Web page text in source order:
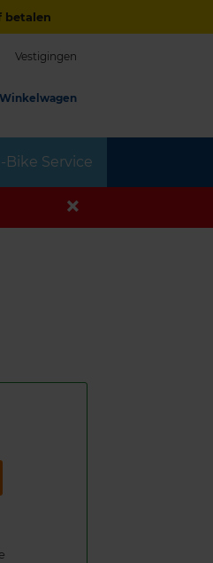
betalen
Bike Service
Vestigingen
Winkelwagen